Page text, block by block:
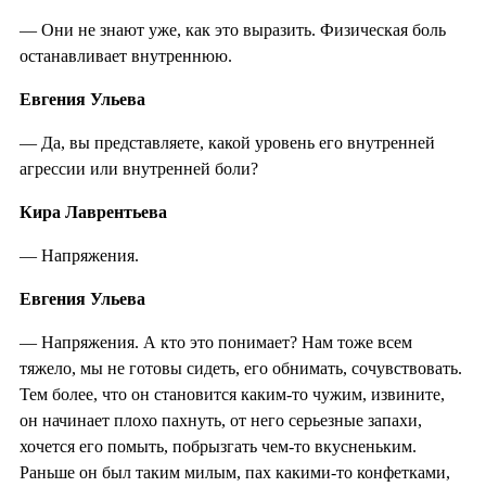
— Они не знают уже, как это выразить. Физическая боль
останавливает внутреннюю.
Евгения Ульева
— Да, вы представляете, какой уровень его внутренней
агрессии или внутренней боли?
Кира Лаврентьева
— Напряжения.
Евгения Ульева
— Напряжения. А кто это понимает? Нам тоже всем
тяжело, мы не готовы сидеть, его обнимать, сочувствовать.
Тем более, что он становится каким-то чужим, извините,
он начинает плохо пахнуть, от него серьезные запахи,
хочется его помыть, побрызгать чем-то вкусненьким.
Раньше он был таким милым, пах какими-то конфетками,